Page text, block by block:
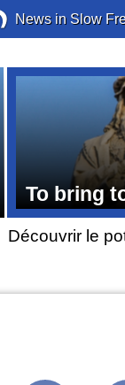
News in Slow
To bring
Découvrir le